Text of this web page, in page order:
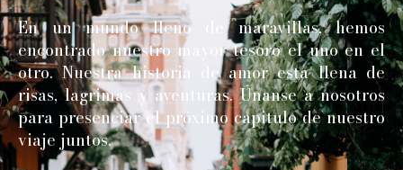
En un mundo lleno de maravillas, hemos
encontrado nuestro mayor tesoro el uno en el
otro. Nuestra historia de amor esta llena de
risas, lagrimas y aventuras. Únanse a nosotros
para presenciar el próximo capitulo de nuestro
viaje juntos.